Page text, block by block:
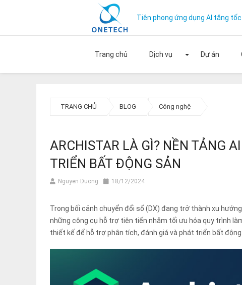
Tiên phong ứng dụng AI tăng tốc
Trang chủ Dịch vụ Dự án
TRANG CHỦ BLOG Công nghệ
ARCHISTAR LÀ GÌ? NỀN TẢNG
TRIỂN BẤT ĐỘNG SẢN
Nguyen Duong 18/12/2024
Trong bối cảnh chuyển đổi số (DX) đang trở thành xu
những công cụ hỗ trợ tiên tiến nhằm tối ưu hóa quy trình
thiết kế để hỗ trợ phân tích, đánh giá và phát triển bất
Mở rộng